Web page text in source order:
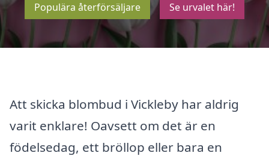
Populära återförsäljare Se urvalet här!
Att skicka blombud i Vickleby har aldrig
varit enklare! Oavsett om det är en
födelsedag, ett bröllop eller bara en